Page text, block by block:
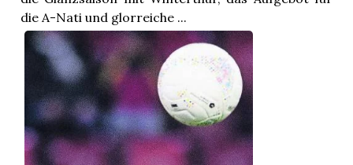
die A-Nati und glorreiche ...